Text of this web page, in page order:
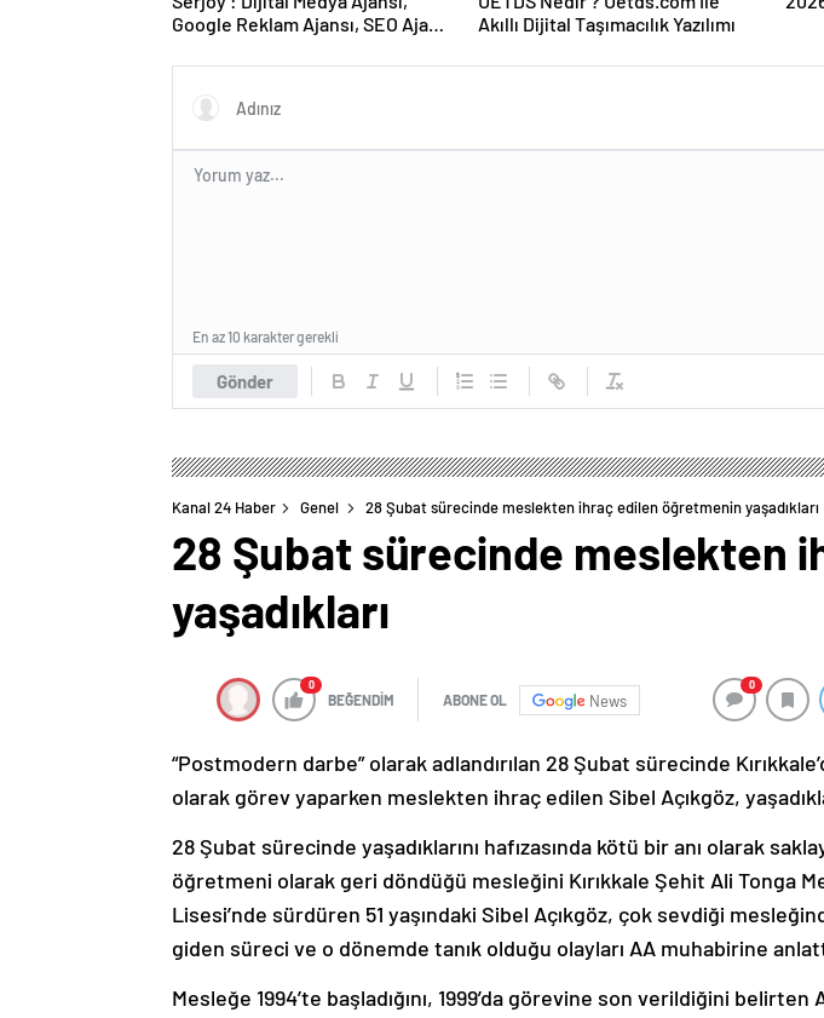
Google Reklam Ajansı, SEO Ajansı
Akıllı Dijital Taşımacılık Yazılımı
Gönder
En az 10 karakter gerekli
Kanal 24 Haber Genel 28 Şubat sürecinde meslekten ihraç edilen öğretmenin yaşadıkları
28 Şubat sürecinde meslekten
yaşadıkları
0
BEĞENDİM ABONE OL News
0
“Postmodern darbe” olarak adlandırılan 28 Şubat sürecinde
olarak görev yaparken meslekten ihraç edilen Sibel Açıkgöz,
28 Şubat sürecinde yaşadıklarını hafızasında kötü bir anı olarak
öğretmeni olarak geri döndüğü mesleğini Kırıkkale Şehit Ali Tonga
Lisesi’nde sürdüren 51 yaşındaki Sibel Açıkgöz, çok sevdiği
giden süreci ve o dönemde tanık olduğu olayları AA muhabirine
Mesleğe 1994’te başladığını, 1999’da görevine son verildiğini belirten